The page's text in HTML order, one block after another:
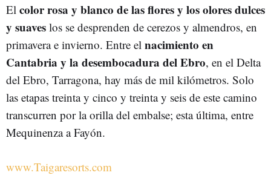
El color rosa y blanco de las flores y los olores dulces
y suaves los se desprenden de cerezos y almendros, en
primavera e invierno. Entre el nacimiento en
Cantabria y la desembocadura del Ebro, en el Delta
del Ebro, Tarragona, hay más de mil kilómetros. Solo
las etapas treinta y cinco y treinta y seis de este camino
transcurren por la orilla del embalse; esta última, entre
Mequinenza a Fayón.
www.Taigaresorts.com